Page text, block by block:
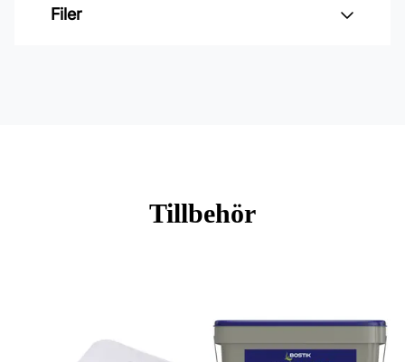
Rullängd: 10,05 m
Applicering av lim: Lim strykes på
väggen
Filer
Tillbehör